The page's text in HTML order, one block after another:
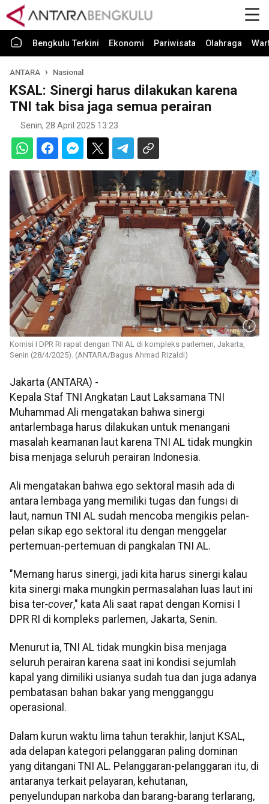
Bengkulu Terkini Ekonomi Pariwisata Olahraga
ANTARA Nasional
KSAL: Sinergi harus dilakukan karena
TNI tak bisa jaga semua perairan
Senin, 28 April 2025 13:23
Komisi I DPR RI rapat dengan TNI AL di kompleks parlemen, Jakarta,
Senin (28/4/2025). (ANTARA/Bagus Ahmad Rizaldi)
Jakarta (ANTARA) -
Kepala Staf TNI Angkatan Laut Laksamana TNI
Muhammad Ali mengatakan bahwa sinergi
antarlembaga harus dilakukan untuk menangani
masalah keamanan laut karena TNI AL tidak mungkin
bisa menjaga seluruh perairan Indonesia.
Ali mengatakan bahwa ego sektoral masih ada di
antara lembaga yang memiliki tugas dan fungsi di
laut, namun TNI AL sudah mencoba mengikis pelan-
pelan sikap ego sektoral itu dengan menggelar
pertemuan-pertemuan di pangkalan TNI AL.
"Memang harus sinergi, jadi kita harus sinergi kalau
kita sinergi maka mungkin permasalahan luas laut ini
bisa ter-cover," kata Ali saat rapat dengan Komisi I
DPR RI di kompleks parlemen, Jakarta, Senin.
Menurut ia, TNI AL tidak mungkin bisa menjaga
seluruh perairan karena saat ini kondisi sejumlah
kapal yang dimiliki usianya sudah tua dan juga adanya
pembatasan bahan bakar yang mengganggu
operasional.
Dalam kurun waktu lima tahun terakhir, lanjut KSAL,
ada delapan kategori pelanggaran paling dominan
yang ditangani TNI AL. Pelanggaran-pelanggaran itu, di
antaranya terkait pelayaran, kehutanan,
penyelundupan narkoba dan barang-barang terlarang,